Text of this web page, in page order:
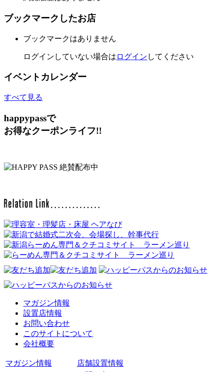
ブックマークしたお店
ブックマークはありません
ログインしていない場合は ログイン してください
イベントカレンダー
すべて見る
happypassで
お得なクーポンライフ!!
マガジン情報
設置店情報
お問い合わせ
このサイトについて
会社概要
マガジン情報
店舗設置情報